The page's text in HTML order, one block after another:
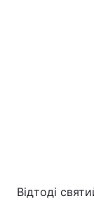
Відтоді